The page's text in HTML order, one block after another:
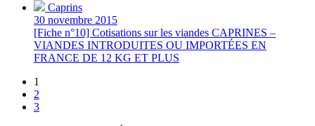
Caprins
30 novembre 2015
[Fiche n°10] Cotisations sur les viandes CAPRINES –
VIANDES INTRODUITES OU IMPORTÉES EN
FRANCE DE 12 KG ET PLUS
1
2
3